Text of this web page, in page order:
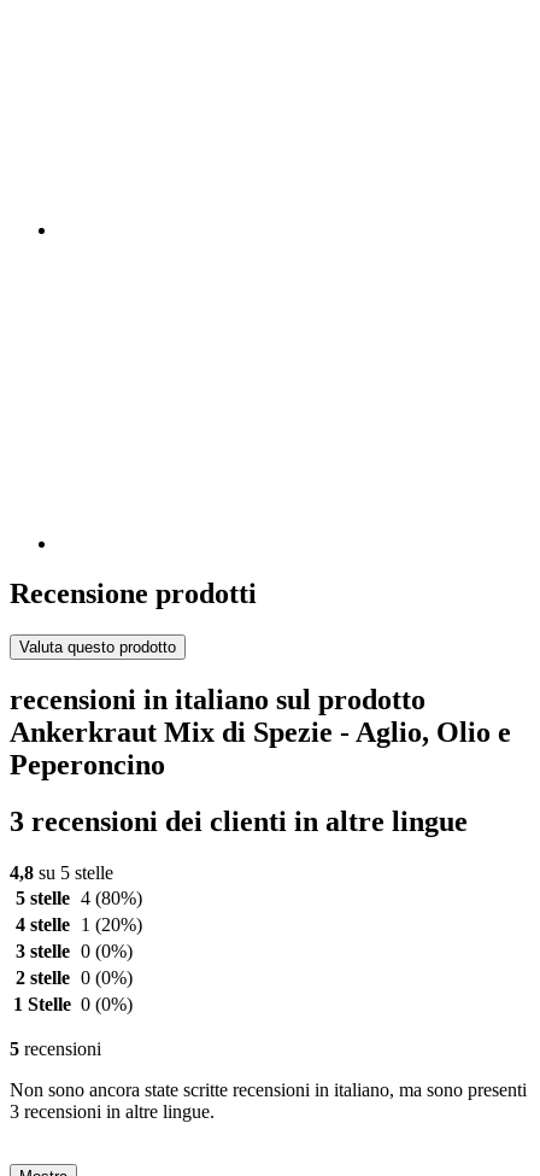
Recensione prodotti
Valuta questo prodotto
recensioni in italiano sul prodotto
Ankerkraut Mix di Spezie - Aglio, Olio e
Peperoncino
3 recensioni dei clienti in altre lingue
4,8 su 5 stelle
5 stelle 4 (80%)
4 stelle
1 (20%)
3 stelle 0 (0%)
2 stelle 0 (0%)
1 Stelle 0 (0%)
5 recensioni
Non sono ancora state scritte recensioni in italiano, ma sono presenti
3 recensioni in altre lingue.